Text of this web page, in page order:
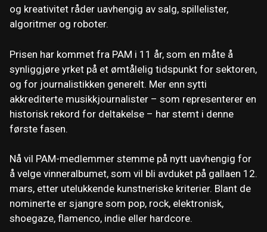
og kreativitet råder uavhengig av salg, spillelister,
algoritmer og roboter.
Prisen har kommet fra PAM i 11 år, som en måte å
synliggjøre yrket på et ømtålelig tidspunkt for sektoren,
og for journalistikken generelt. Mer enn sytti
akkrediterte musikkjournalister – som representerer en
historisk rekord for deltakelse – har stemt i denne
første fasen.
Nå vil PAM-medlemmer stemme på nytt uavhengig for
å velge vinneralbumet, som vil bli avduket på gallaen 12.
mars, etter utelukkende kunstneriske kriterier. Blant de
nominerte er sjangre som pop, rock, elektronisk,
shoegaze, flamenco, indie eller hardcore.